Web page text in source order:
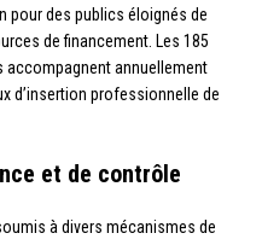
pour des publics éloignés de
de financement. Les 185
accompagnent annuellement
d’insertion professionnelle de
et de contrôle
à divers mécanismes de